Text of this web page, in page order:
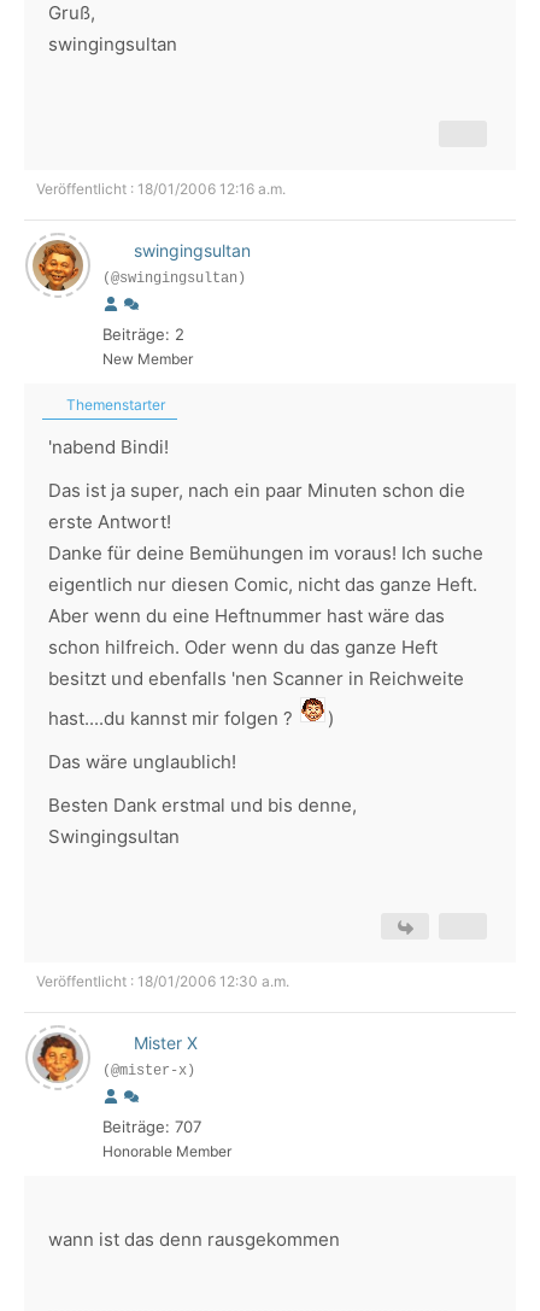
Gruß,
swingingsultan
Veröffentlicht : 18/01/2006 12:16 a.m.
swingingsultan
(@swingingsultan)
Beiträge: 2
New Member
Themenstarter
'nabend Bindi!
Das ist ja super, nach ein paar Minuten schon die
erste Antwort!
Danke für deine Bemühungen im voraus! Ich suche
eigentlich nur diesen Comic, nicht das ganze Heft.
Aber wenn du eine Heftnummer hast wäre das
schon hilfreich. Oder wenn du das ganze Heft
besitzt und ebenfalls 'nen Scanner in Reichweite
hast....du kannst mir folgen ?
)
Das wäre unglaublich!
Besten Dank erstmal und bis denne,
Swingingsultan
Veröffentlicht : 18/01/2006 12:30 a.m.
Mister X
(@mister-x)
Beiträge: 707
Honorable Member
wann ist das denn rausgekommen